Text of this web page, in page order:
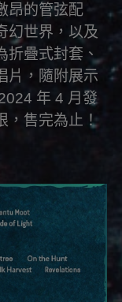
昂的管弦配
幻世界，以及
折疊式封套、
片，隨附展示
年 4 月發
，售完為止！